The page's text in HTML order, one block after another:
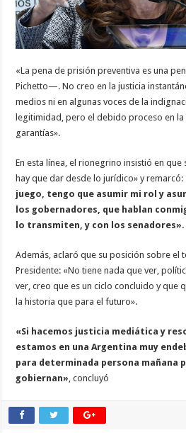
«La pena de prisión preventiva es una
Pichetto—. No creo en la justicia
medios ni en algunas voces de la
legitimidad, pero el debido proceso en la
garantías».
En esta línea, el rionegrino insistió en
hay que dar desde lo jurídico» y remarcó:
juego, tengo que asumir mi rol y
los gobernadores, que hablan
lo transmiten, y con los senadores».
Además, aclaró que su posición sobre el
Presidente: «No tiene nada que ver,
ver, creo que es un ciclo concluido y que
la historia que para el futuro».
«Si hacemos justicia mediática y
estamos en una Argentina muy
para determinada persona mañana
gobiernan» , concluyó